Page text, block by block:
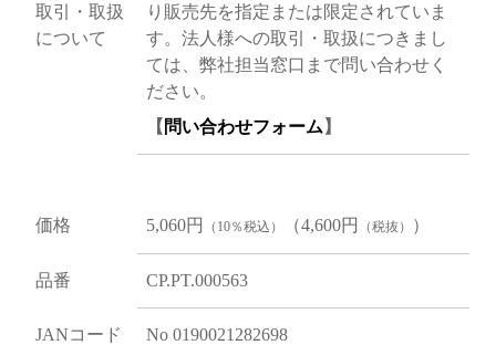
取引・取扱
について
り販売先を指定または限定されていま
す。法人様への取引・取扱につきまし
ては、弊社担当窓口まで問い合わせく
ださい。
【 問い合わせフォーム 】
価格 5,060円 （10％税込） （4,600円 （税抜） ）
品番 CP.PT.000563
JANコード No 0190021282698